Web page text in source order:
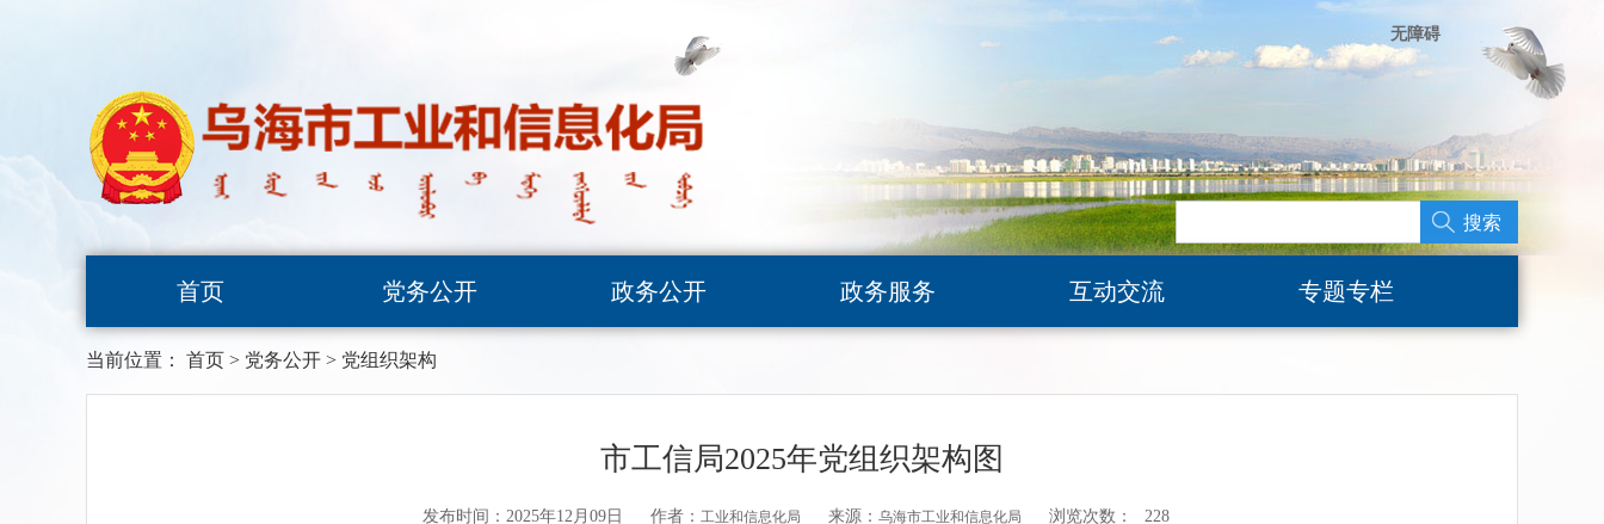
无障碍
搜索
首页 党务公开 政务公开 政务服务 互动交流 专题专栏
当前位置： 首页 > 党务公开 > 党组织架构
市工信局2025年党组织架构图
发布时间：2025年12月09日 作者： 工业和信息化局 来源： 乌海市工业和信息化局 浏览次数： 228